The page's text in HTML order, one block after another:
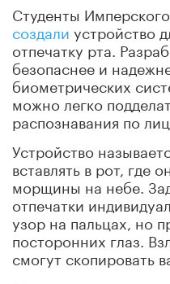
Студенты
создали устройство
отпечатку рта.
безопаснее и
биометрических
можно легко
распознавания по
Устройство
вставлять в рот, где
морщины на небе.
отпечатки
узор на пальцах, но
посторонних глаз.
смогут скопировать